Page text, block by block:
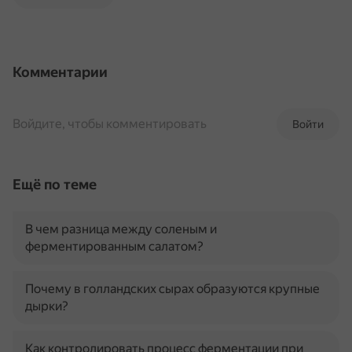
Комментарии
Войти
Войдите, чтобы комментировать
Ещё по теме
В чем разница между соленым и
ферментированным салатом?
Почему в голландских сырах образуются крупные
дырки?
Как контролировать процесс ферментации при